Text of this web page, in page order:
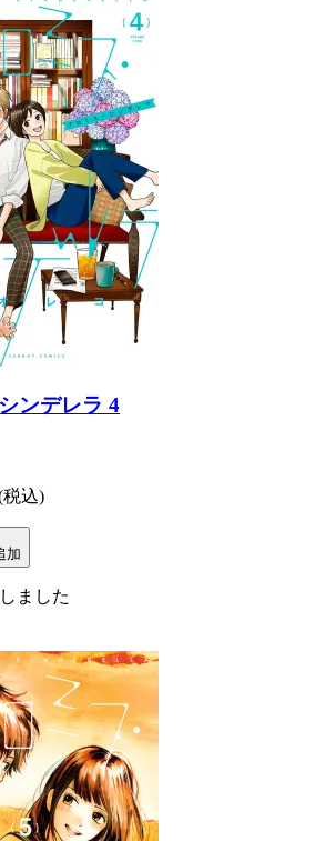
ンデレラ 4
税込)
加
ました